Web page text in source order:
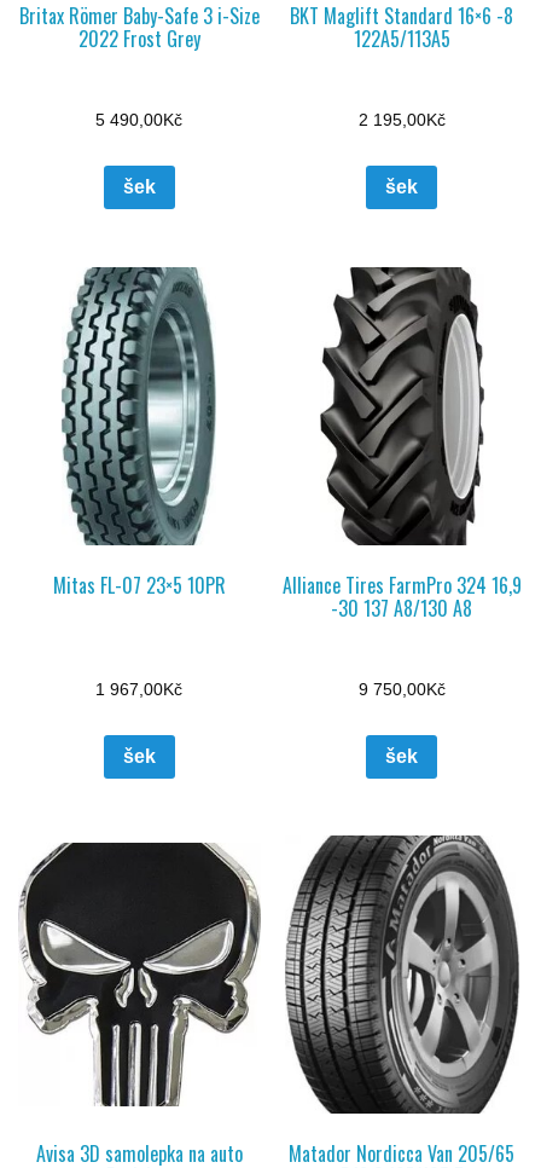
Britax Römer Baby-Safe 3 i-Size
2022 Frost Grey
5 490,00Kč
šek
BKT Maglift Standard 16×6 -8
122A5/113A5
2 195,00Kč
šek
Mitas FL-07 23×5 10PR
1 967,00Kč
šek
Alliance Tires FarmPro 324 16,9
-30 137 A8/130 A8
9 750,00Kč
šek
Avisa 3D samolepka na auto Matador Nordicca Van 205/65